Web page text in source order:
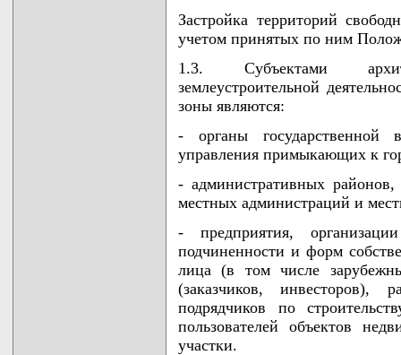
Застройка территорий
учетом принятых по ним
1.3. Субъектами
землеустроительной
зоны являются:
- органы государственной
управления примыкающих к
- административных
местных администраций и
- предприятия,
подчиненности и форм
лица (в том числе
(заказчиков, инвесторов),
подрядчиков по
пользователей объектов
участки.